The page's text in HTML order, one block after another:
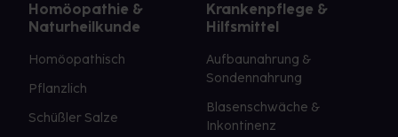
Homöopathie &
Naturheilkunde
Homöopathisch
Pflanzlich
Schüßler Salze
Krankenpflege &
Hilfsmittel
Aufbaunahrung &
Sondennahrung
Blasenschwäche &
Inkontinenz